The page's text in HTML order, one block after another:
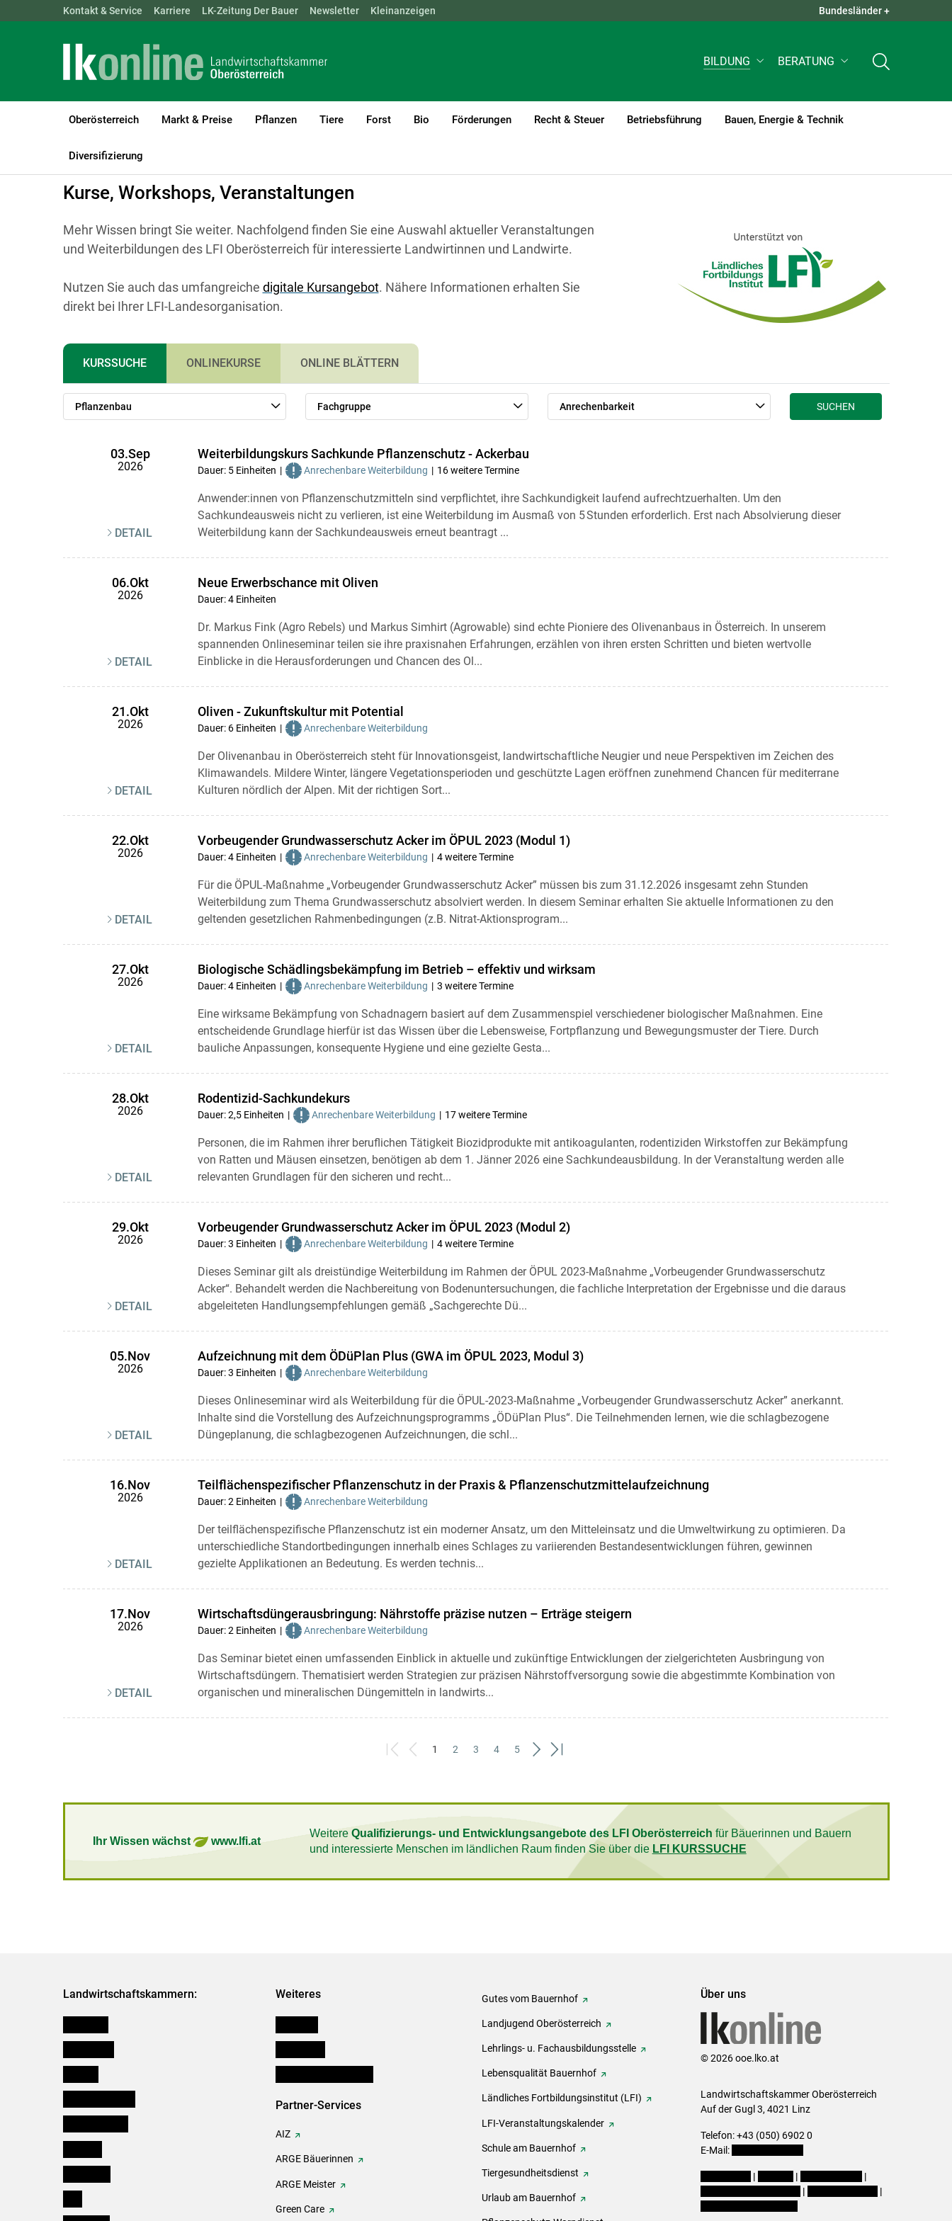
Skip to main content
Landwirtschaftskammern: ÖSTERREICH BGLD KTN NÖ OÖ SBG STMK QUICK LINKS +
Kontakt & Service Karriere LK-Zeitung Der Bauer Newsletter Kleinanzeigen Bundesländer +
BILDUNG BERATUNG
Oberösterreich Markt & Preise Pflanzen Tiere Forst Bio Förderungen Recht & Steuer Betriebsführung Bauen, Energie & Technik
Diversifizierung
LK Oberösterreich Bildung
Kurse, Workshops, Veranstaltungen
Mehr Wissen bringt Sie weiter. Nachfolgend finden Sie eine Auswahl aktueller Veranstaltungen
und Weiterbildungen des LFI Oberösterreich für interessierte Landwirtinnen und Landwirte.
Nutzen Sie auch das umfangreiche digitale Kursangebot. Nähere Informationen erhalten Sie
direkt bei Ihrer LFI-Landesorganisation.
KURSSUCHE ONLINEKURSE ONLINE BLÄTTERN
Pflanzenbau Fachgruppe Anrechenbarkeit SUCHEN
03.Sep
2026
DETAIL
Weiterbildungskurs Sachkunde Pflanzenschutz - Ackerbau
Dauer: 5 Einheiten Anrechenbare Weiterbildung 16 weitere Termine
Anwender:innen von Pflanzenschutzmitteln sind verpflichtet, ihre Sachkundigkeit laufend aufrechtzuerhalten. Um den
Sachkundeausweis nicht zu verlieren, ist eine Weiterbildung im Ausmaß von 5 Stunden erforderlich. Erst nach Absolvierung dieser
Weiterbildung kann der Sachkundeausweis erneut beantragt ...
06.Okt
2026
DETAIL
Neue Erwerbschance mit Oliven
Dauer: 4 Einheiten
Dr. Markus Fink (Agro Rebels) und Markus Simhirt (Agrowable) sind echte Pioniere des Olivenanbaus in Österreich. In unserem
spannenden Onlineseminar teilen sie ihre praxisnahen Erfahrungen, erzählen von ihren ersten Schritten und bieten wertvolle
Einblicke in die Herausforderungen und Chancen des Ol...
21.Okt
2026
DETAIL
Oliven - Zukunftskultur mit Potential
Dauer: 6 Einheiten Anrechenbare Weiterbildung
Der Olivenanbau in Oberösterreich steht für Innovationsgeist, landwirtschaftliche Neugier und neue Perspektiven im Zeichen des
Klimawandels. Mildere Winter, längere Vegetationsperioden und geschützte Lagen eröffnen zunehmend Chancen für mediterrane
Kulturen nördlich der Alpen. Mit der richtigen Sort...
22.Okt
2026
DETAIL
Vorbeugender Grundwasserschutz Acker im ÖPUL 2023 (Modul 1)
Dauer: 4 Einheiten Anrechenbare Weiterbildung 4 weitere Termine
Für die ÖPUL-Maßnahme „Vorbeugender Grundwasserschutz Acker” müssen bis zum 31.12.2026 insgesamt zehn Stunden
Weiterbildung zum Thema Grundwasserschutz absolviert werden. In diesem Seminar erhalten Sie aktuelle Informationen zu den
geltenden gesetzlichen Rahmenbedingungen (z.B. Nitrat-Aktionsprogram...
27.Okt
2026
DETAIL
Biologische Schädlingsbekämpfung im Betrieb – effektiv und wirksam
Dauer: 4 Einheiten Anrechenbare Weiterbildung 3 weitere Termine
Eine wirksame Bekämpfung von Schadnagern basiert auf dem Zusammenspiel verschiedener biologischer Maßnahmen. Eine
entscheidende Grundlage hierfür ist das Wissen über die Lebensweise, Fortpflanzung und Bewegungsmuster der Tiere. Durch
bauliche Anpassungen, konsequente Hygiene und eine gezielte Gesta...
28.Okt
2026
DETAIL
Rodentizid-Sachkundekurs
Dauer: 2,5 Einheiten Anrechenbare Weiterbildung 17 weitere Termine
Personen, die im Rahmen ihrer beruflichen Tätigkeit Biozidprodukte mit antikoagulanten, rodentiziden Wirkstoffen zur Bekämpfung
von Ratten und Mäusen einsetzen, benötigen ab dem 1. Jänner 2026 eine Sachkundeausbildung. In der Veranstaltung werden alle
relevanten Grundlagen für den sicheren und recht...
29.Okt
2026
DETAIL
Vorbeugender Grundwasserschutz Acker im ÖPUL 2023 (Modul 2)
Dauer: 3 Einheiten Anrechenbare Weiterbildung 4 weitere Termine
Dieses Seminar gilt als dreistündige Weiterbildung im Rahmen der ÖPUL 2023-Maßnahme „Vorbeugender Grundwasserschutz
Acker“. Behandelt werden die Nachbereitung von Bodenuntersuchungen, die fachliche Interpretation der Ergebnisse und die daraus
abgeleiteten Handlungsempfehlungen gemäß „Sachgerechte Dü...
05.Nov
2026
DETAIL
Aufzeichnung mit dem ÖDüPlan Plus (GWA im ÖPUL 2023, Modul 3)
Dauer: 3 Einheiten Anrechenbare Weiterbildung
Dieses Onlineseminar wird als Weiterbildung für die ÖPUL-2023-Maßnahme „Vorbeugender Grundwasserschutz Acker” anerkannt.
Inhalte sind die Vorstellung des Aufzeichnungsprogramms „ÖDüPlan Plus“. Die Teilnehmenden lernen, wie die schlagbezogene
Düngeplanung, die schlagbezogenen Aufzeichnungen, die schl...
16.Nov
2026
DETAIL
Teilflächenspezifischer Pflanzenschutz in der Praxis & Pflanzenschutzmittelaufzeichnung
Dauer: 2 Einheiten Anrechenbare Weiterbildung
Der teilflächenspezifische Pflanzenschutz ist ein moderner Ansatz, um den Mitteleinsatz und die Umweltwirkung zu optimieren. Da
unterschiedliche Standortbedingungen innerhalb eines Schlages zu variierenden Bestandesentwicklungen führen, gewinnen
gezielte Applikationen an Bedeutung. Es werden technis...
17.Nov
2026
DETAIL
Wirtschaftsdüngerausbringung: Nährstoffe präzise nutzen – Erträge steigern
Dauer: 2 Einheiten Anrechenbare Weiterbildung
Das Seminar bietet einen umfassenden Einblick in aktuelle und zukünftige Entwicklungen der zielgerichteten Ausbringung von
Wirtschaftsdüngern. Thematisiert werden Strategien zur präzisen Nährstoffversorgung sowie die abgestimmte Kombination von
organischen und mineralischen Düngemitteln in landwirts...
First Previous
1 2 3 4 5
Next Last
Ihr Wissen wächst www.lfi.at
Weitere Qualifizierungs- und Entwicklungsangebote des LFI Oberösterreich für Bäuerinnen und Bauern
und interessierte Menschen im ländlichen Raum finden Sie über die LFI KURSSUCHE
Landwirtschaftskammern: Weiteres
Partner-Services
AIZ
ARGE Bäuerinnen
ARGE Meister
Green Care
Gutes vom Bauernhof
Landjugend Oberösterreich
Lehrlings- u. Fachausbildungsstelle
Lebensqualität Bauernhof
Ländliches Fortbildungsinstitut (LFI)
LFI-Veranstaltungskalender
Schule am Bauernhof
Tiergesundheitsdienst
Urlaub am Bauernhof
Über uns
© 2026 ooe.lko.at
Landwirtschaftskammer Oberösterreich
Auf der Gugl 3, 4021 Linz
Telefon: +43 (050) 6902 0
E-Mail:
| |
|
|
|